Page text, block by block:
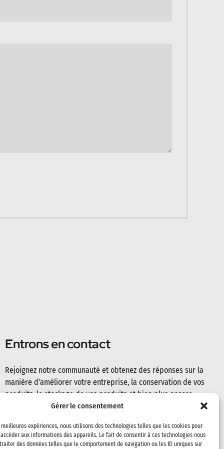
Gérer le consentement
expériences, nous utilisons des technologies telles que les cookies pour
aux informations des appareils. Le fait de consentir à ces technologies nous
des données telles que le comportement de navigation ou les ID uniques sur
Entrons en contact
Rejoignez notre communauté et obtenez des réponses sur la
manière d’améliorer votre entreprise, la conservation de vos
produits, le stockage de vos produits et bien plus encore.